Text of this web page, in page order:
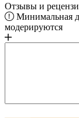
Отзывы и
Минимальная
модерируются